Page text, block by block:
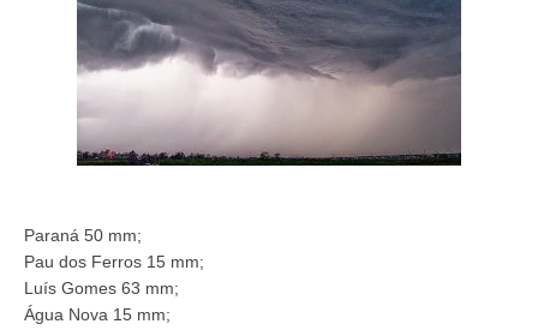
Paraná 50 mm;
Pau dos Ferros 15 mm;
Luís Gomes 63 mm;
Água Nova 15 mm;